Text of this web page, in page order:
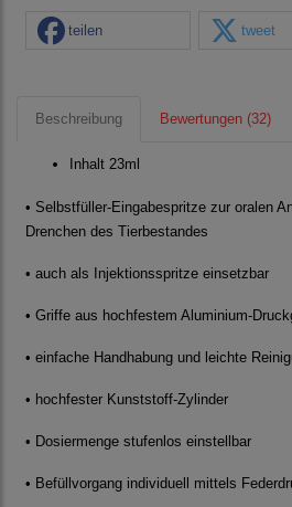
teilen tweet
Beschreibung Bewertungen (32)
Inhalt 23ml
• Selbstfüller-Eingabespritze zur oralen
Drenchen des Tierbestandes
• auch als Injektionsspritze einsetzbar
• Griffe aus hochfestem Aluminium-
• einfache Handhabung und leichte
• hochfester Kunststoff-Zylinder
• Dosiermenge stufenlos einstellbar
• Befüllvorgang individuell mittels